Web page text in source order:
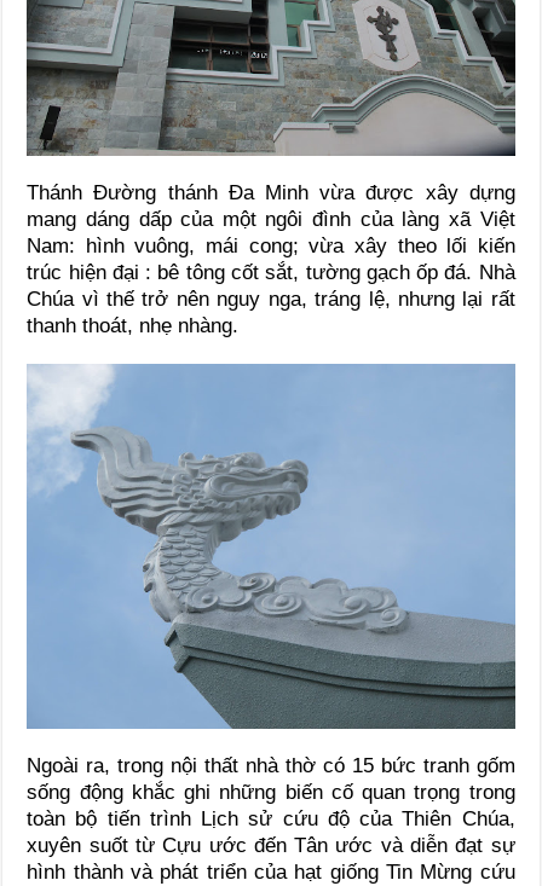
Thánh Đường thánh Đa Minh vừa được xây dựng
mang dáng dấp của một ngôi đình của làng xã Việt
Nam: hình vuông, mái cong; vừa xây theo lối kiến
trúc hiện đại : bê tông cốt sắt, tường gạch ốp đá. Nhà
Chúa vì thế trở nên nguy nga, tráng lệ, nhưng lại rất
thanh thoát, nhẹ nhàng.
Ngoài ra, trong nội thất nhà thờ có 15 bức tranh gốm
sống động khắc ghi những biến cố quan trọng trong
toàn bộ tiến trình Lịch sử cứu độ của Thiên Chúa,
xuyên suốt từ Cựu ước đến Tân ước và diễn đạt sự
hình thành và phát triển của hạt giống Tin Mừng cứu